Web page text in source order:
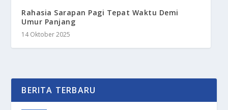
Rahasia Sarapan Pagi Tepat Waktu Demi
Umur Panjang
14 Oktober 2025
BERITA TERBARU